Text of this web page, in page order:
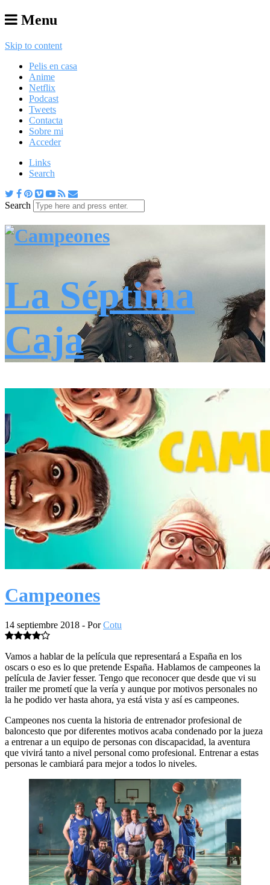
Menu
Skip to content
Pelis en casa
Anime
Netflix
Podcast
Tweets
Contacta
Sobre mi
Acceder
Links
Search
Search
La Séptima
Caja
Campeones
14 septiembre 2018 - PorCotu
Vamos a hablar de la película que representará a España en los
oscars o eso es lo que pretende España. Hablamos de campeones la
película de Javier fesser. Tengo que reconocer que desde que vi su
trailer me prometí que la vería y aunque por motivos personales no
la he podido ver hasta ahora, ya está vista y así es campeones.
Campeones nos cuenta la historia de entrenador profesional de
baloncesto que por diferentes motivos acaba condenado por la jueza
a entrenar a un equipo de personas con discapacidad, la aventura
que vivirá tanto a nivel personal como profesional. Entrenar a estas
personas le cambiará para mejor a todos lo niveles.